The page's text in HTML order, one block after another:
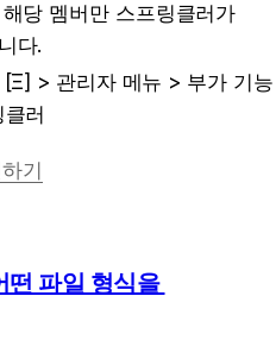
당 멤버만 스프링클러가
다.
> 관리자 메뉴 > 부가 기능
러
기
떤 파일 형식을